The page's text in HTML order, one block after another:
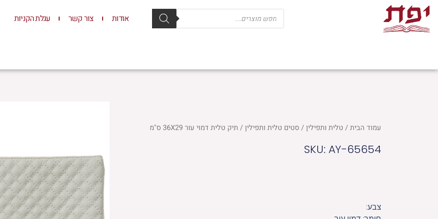
דילוג
לתוכן
Products
search אודות צור קשר עגלת הקניות
עמוד הבית/ טלית ותפילין/סטים טלית ותפילין/ תיק טלית דמוי עור 36X29 ס"מ
SKU: AY-65654
צבע: